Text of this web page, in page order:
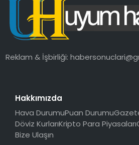
SAĞLIK
MAGAZIN
Reklam & İşbirliği:
Hakkımızda
Hava DurumuPuan Durumu
Döviz KurlarıKripto Para Piyasaları
Bize Ulaşın